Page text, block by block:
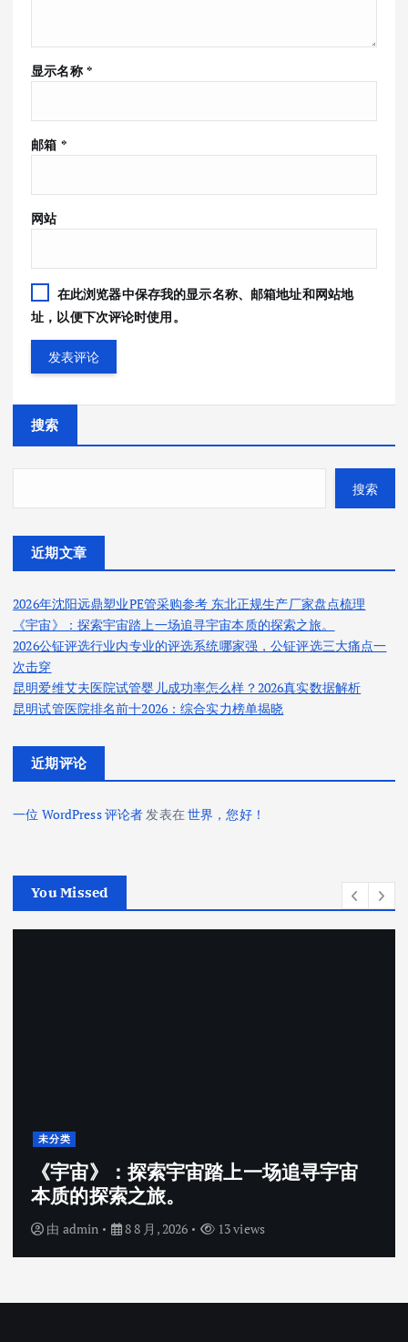
显示名称 *
邮箱 *
网站
在此浏览器中保存我的显示名称、邮箱地址和网站地
址，以便下次评论时使用。
搜索
搜索
近期文章
2026年沈阳远鼎塑业PE管采购参考 东北正规生产厂家盘点梳理
《宇宙》：探索宇宙踏上一场追寻宇宙本质的探索之旅。
2026公钲评选行业内专业的评选系统哪家强，公钲评选三大痛点一
次击穿
昆明爱维艾夫医院试管婴儿成功率怎么样？2026真实数据解析
昆明试管医院排名前十2026：综合实力榜单揭晓
近期评论
一位 WordPress 评论者发表在世界，您好！
You Missed
未分类
《宇宙》：探索宇宙踏上一场追寻宇宙
本质的探索之旅。
由 admin 8 8 月, 2026 13 views